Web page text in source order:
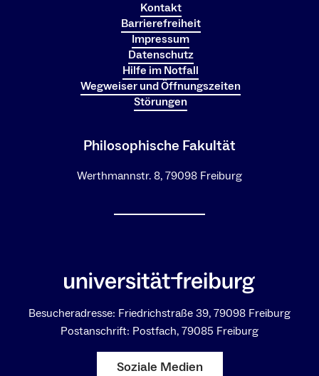
Kontakt
Barrierefreiheit
Impressum
Datenschutz
Hilfe im Notfall
Wegweiser und Öffnungszeiten
Störungen
Philosophische Fakultät
Werthmannstr. 8, 79098 Freiburg
Besucheradresse: Friedrichstraße 39, 79098 Freiburg
Postanschrift: Postfach, 79085 Freiburg
Soziale Medien